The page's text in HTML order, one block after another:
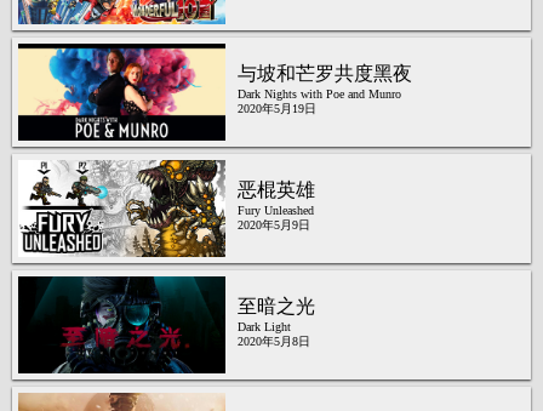
与坡和芒罗共度黑夜
Dark Nights with Poe and Munro
2020年5月19日
恶棍英雄
Fury Unleashed
2020年5月9日
至暗之光
Dark Light
2020年5月8日